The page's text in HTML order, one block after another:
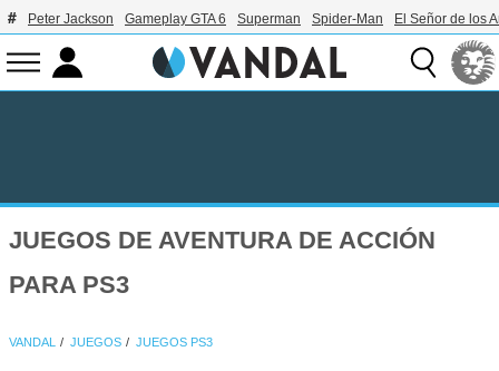
Peter Jackson Gameplay GTA 6 Superman Spider-Man El Señor de los
JUEGOS DE AVENTURA DE ACCIÓN
PARA PS3
VANDAL JUEGOS JUEGOS PS3